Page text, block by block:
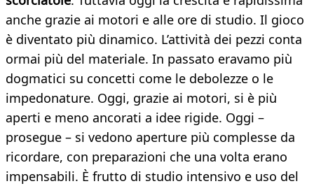
anche grazie ai motori e alle ore di studio. Il gioco
è diventato più dinamico. L’attività dei pezzi conta
ormai più del materiale. In passato eravamo più
dogmatici su concetti come le debolezze o le
impedonature. Oggi, grazie ai motori, si è più
aperti e meno ancorati a idee rigide. Oggi –
prosegue – si vedono aperture più complesse da
ricordare, con preparazioni che una volta erano
impensabili. È frutto di studio intensivo e uso del